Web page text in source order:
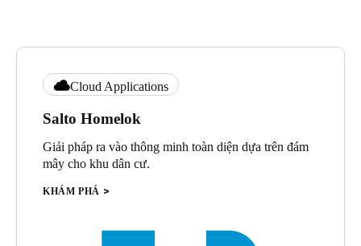
Save new selection as default
Cloud Applications
Salto Homelok
Giải pháp ra vào thông minh toàn diện dựa trên đám
mây cho khu dân cư.
KHÁM PHÁ